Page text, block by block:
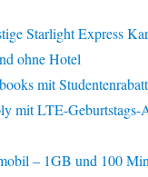
Starlight Express
ohne Hotel
mit Studentenrabatt
mit LTE-
– 1GB und 100